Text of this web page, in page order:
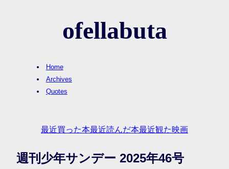
ofellabuta
Home
Archives
Quotes
最近買った本最近読んだ本最近観た映画
週刊少年サンデー 2025年46号